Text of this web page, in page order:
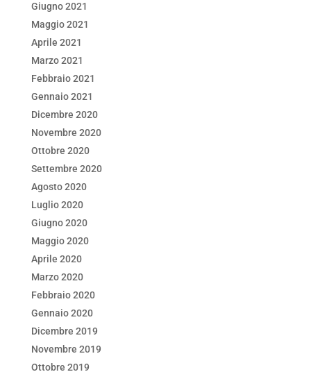
Giugno 2021
Maggio 2021
Aprile 2021
Marzo 2021
Febbraio 2021
Gennaio 2021
Dicembre 2020
Novembre 2020
Ottobre 2020
Settembre 2020
Agosto 2020
Luglio 2020
Giugno 2020
Maggio 2020
Aprile 2020
Marzo 2020
Febbraio 2020
Gennaio 2020
Dicembre 2019
Novembre 2019
Ottobre 2019